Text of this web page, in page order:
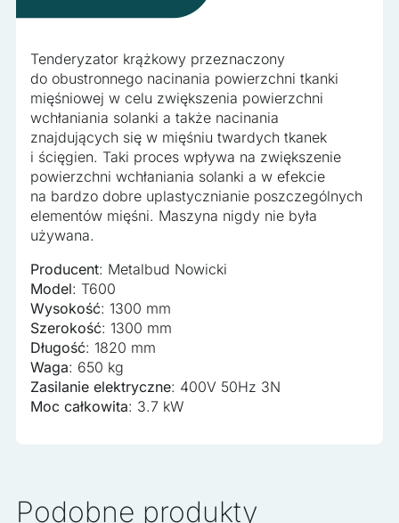
Tenderyzator krążkowy przeznaczony
do obustronnego nacinania powierzchni tkanki
mięśniowej w celu zwiększenia powierzchni
wchłaniania solanki a także nacinania
znajdujących się w mięśniu twardych tkanek
i ścięgien. Taki proces wpływa na zwiększenie
powierzchni wchłaniania solanki a w efekcie
na bardzo dobre uplastycznianie poszczególnych
elementów mięśni. Maszyna nigdy nie była
używana.
Producent: Metalbud Nowicki
Model: T600
Wysokość: 1300 mm
Szerokość: 1300 mm
Długość: 1820 mm
Waga: 650 kg
Zasilanie elektryczne: 400V 50Hz 3N
Moc całkowita: 3.7 kW
Podobne produkty
klasyfikowania, wraz z dostawcami poszczególnych
ciasteczek.
Odrzuć wszystko
Zapisz moje preferencje
Akceptuj wszystko